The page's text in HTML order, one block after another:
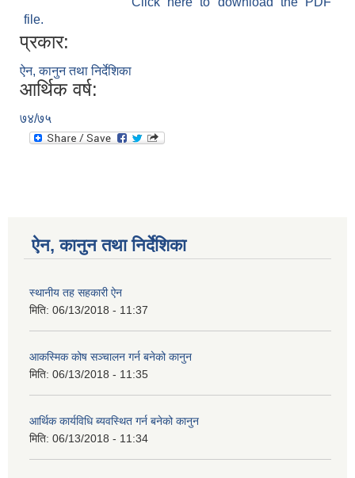
file.
प्रकार:
ऐन, कानुन तथा निर्देशिका
आर्थिक वर्ष:
७४/७५
ऐन, कानुन तथा निर्देशिका
स्थानीय तह सहकारी ऐन
मिति: 06/13/2018 - 11:37
आकस्मिक कोष सञ्चालन गर्न बनेको कानुन
मिति: 06/13/2018 - 11:35
आर्थिक कार्यविधि ब्यवस्थित गर्न बनेको कानुन
मिति: 06/13/2018 - 11:34